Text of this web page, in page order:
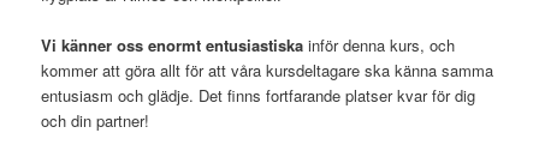
Vi känner oss enormt entusiastiska inför denna kurs, och
kommer att göra allt för att våra kursdeltagare ska känna samma
entusiasm och glädje. Det finns fortfarande platser kvar för dig
och din partner!